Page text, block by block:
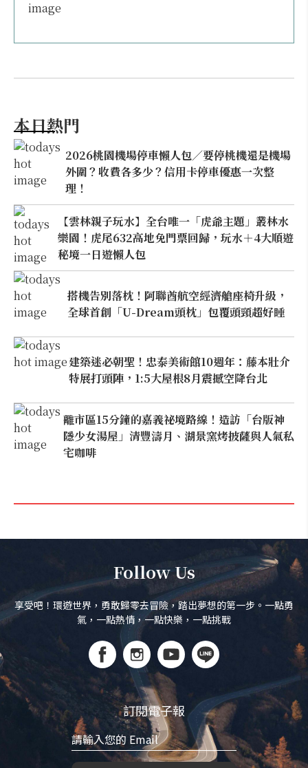
本日熱門
2026桃園機場停車懶人包／要停桃機還是機場
外圍？收費各多少？信用卡停車優惠一次整
理！
【雲林親子玩水】全台唯一「虎爺主題」叢林水
樂園！虎尾632高地免門票回歸，玩水＋4大順遊
秘境一日遊懶人包
搭機告別落枕！阿聯酋航空經濟艙座椅升級，
全球首創「U-Dream頭枕」包覆頭頸超好睡
建築迷必朝聖！忠泰美術館10週年：藤本壯介
特展打頭陣，1:5大屋根8月震撼空降台北
離市區15分鐘的嘉義祕境路線！造訪「台版神
隱少女湯屋」清豐濤月、湖景窯烤披薩與人氣私
宅咖啡
Follow Us
享受吧！環遊世界，勇敢歸零去冒險，踏出夢想的第一步。一點勇
氣，一點熱情，一點快樂，一點挑戰
訂閱電子報